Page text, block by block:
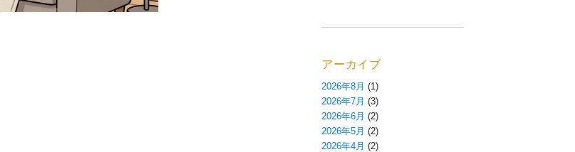
アーカイブ
2026年8月 (1)
2026年7月 (3)
2026年6月 (2)
2026年5月 (2)
2026年4月 (2)